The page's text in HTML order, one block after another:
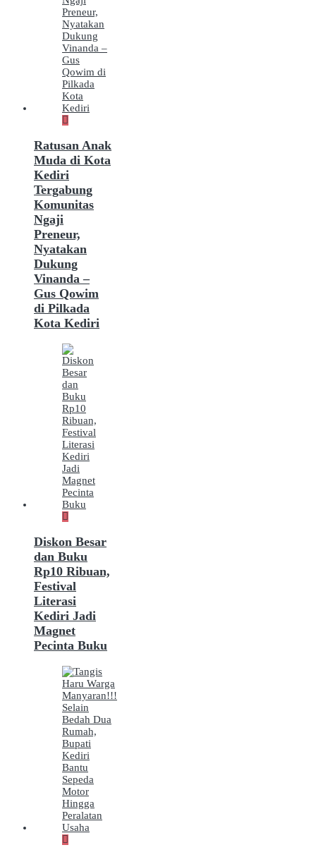
Ratusan Anak
Muda di Kota
Kediri
Tergabung
Komunitas
Ngaji
Preneur,
Nyatakan
Dukung
Vinanda –
Gus Qowim
di Pilkada
Kota Kediri
Diskon Besar
dan Buku
Rp10 Ribuan,
Festival
Literasi
Kediri Jadi
Magnet
Pecinta Buku